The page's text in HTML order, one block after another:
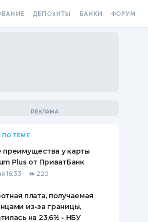
ВИНЬЕТКА
СОТРУДНИКОВ
ОТ
СЛУЧАЕВ
ДЕПОЗИТЫ
ВОПРОСЫ И ОТВЕТЫ
ПУТЕВОДИТЕЛИ ПО
БАНКИ ФОРУМ
ПО ТЕМЕ
преимущества у карты
Plus от ПриватБанк
16:33 220
плата, получаемая
из-за границы,
на 23,6% - НБУ